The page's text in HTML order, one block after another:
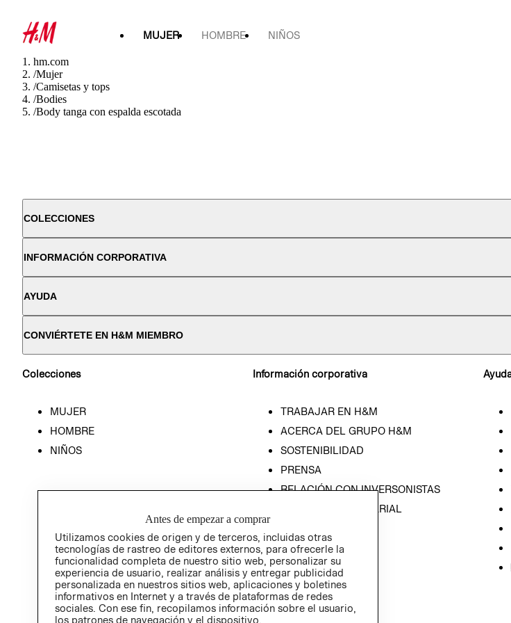
MUJER HOMBRE NIÑOS
hm.com
/Mujer
/Camisetas y tops
/Bodies
/Body tanga con espalda escotada
COLECCIONES
INFORMACIÓN CORPORATIVA
AYUDA
CONVIÉRTETE EN H&M MIEMBRO
Colecciones
MUJER
HOMBRE
NIÑOS
Información corporativa
TRABAJAR EN H&M
ACERCA DEL GRUPO H&M
SOSTENIBILIDAD
PRENSA
RELACIÓN CON INVERSONISTAS
POLÍTICA EMPRESARIAL
Antes de empezar a comprar
Utilizamos cookies de origen y de terceros, incluidas otras
tecnologías de rastreo de editores externos, para ofrecerle la
funcionalidad completa de nuestro sitio web, personalizar su
experiencia de usuario, realizar análisis y entregar publicidad
personalizada en nuestros sitios web, aplicaciones y boletines
informativos en Internet y a través de plataformas de redes
sociales. Con ese fin, recopilamos información sobre el usuario,
los patrones de navegación y el dispositivo.